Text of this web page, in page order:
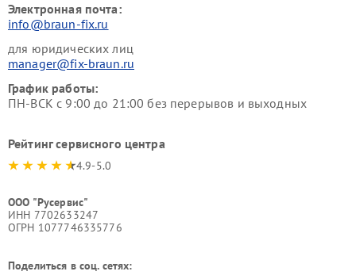
Электронная почта:
info@braun-fix.ru
для юридических лиц
manager@fix-braun.ru
График работы:
ПН-ВСК с 9:00 до 21:00 без перерывов и выходных
Рейтинг сервисного центра
4.9-5.0
ООО "Русервис"
ИНН 7702633247
ОГРН 1077746335776
Поделиться в соц. сетях: